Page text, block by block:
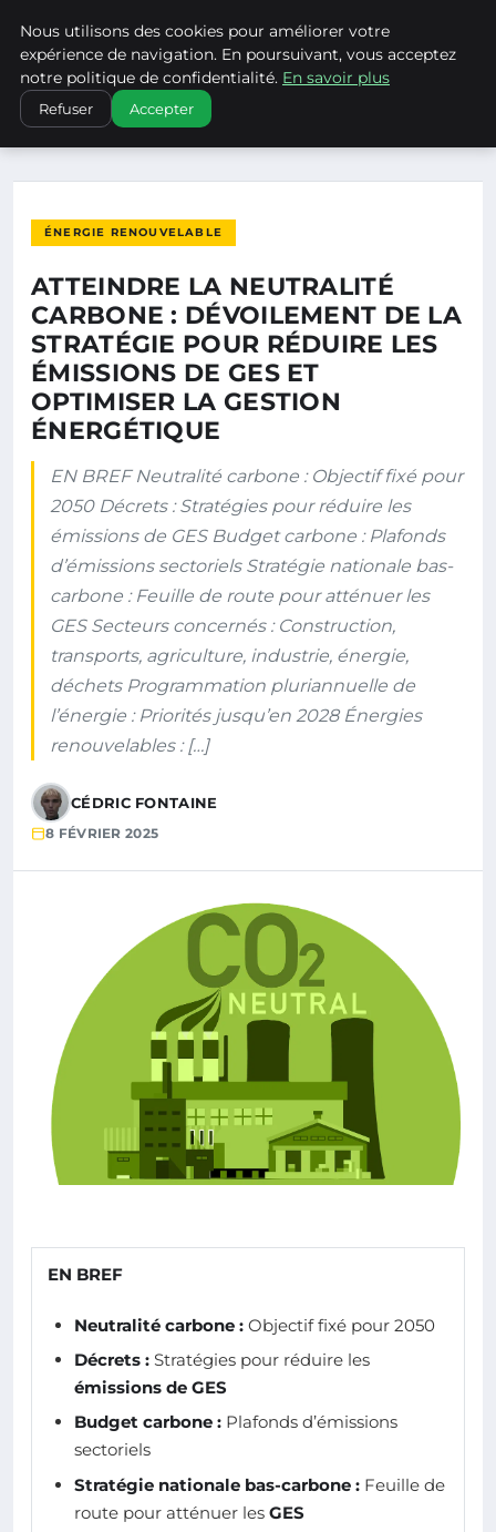
CLIMATECHANGENEBRASKA
ACCUEIL
ÉNERGIE RENOUVELABLE
ATTEINDRE LA NEUTRALITÉ CARBONE : DÉVOILEMENT DE LA…
ÉNERGIE RENOUVELABLE
ATTEINDRE LA NEUTRALITÉ
CARBONE : DÉVOILEMENT DE LA
STRATÉGIE POUR RÉDUIRE LES
ÉMISSIONS DE GES ET
OPTIMISER LA GESTION
ÉNERGÉTIQUE
EN BREF Neutralité carbone : Objectif fixé pour
2050 Décrets : Stratégies pour réduire les
émissions de GES Budget carbone : Plafonds
d’émissions sectoriels Stratégie nationale bas-
carbone : Feuille de route pour atténuer les
GES Secteurs concernés : Construction,
transports, agriculture, industrie, énergie,
déchets Programmation pluriannuelle de
l’énergie : Priorités jusqu’en 2028 Énergies
renouvelables : […]
CÉDRIC FONTAINE
8 FÉVRIER 2025
EN BREF
Neutralité carbone : Objectif fixé pour 2050
Décrets : Stratégies pour réduire les
émissions de GES
Budget carbone : Plafonds d’émissions
sectoriels
Stratégie nationale bas-carbone : Feuille de
route pour atténuer les GES
Nous utilisons des cookies pour améliorer votre
expérience de navigation. En poursuivant, vous acceptez
notre politique de confidentialité. En savoir plus
Refuser Accepter